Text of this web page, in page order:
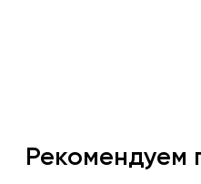
Рекомендуем